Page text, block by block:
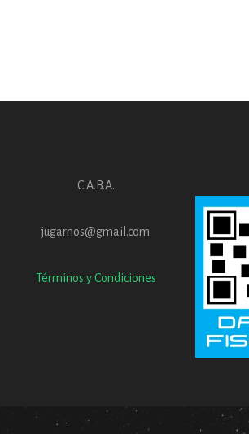
C.A.B.A.
jugarnos@gmail.com
Términos y Condiciones